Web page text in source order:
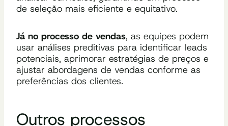
de seleção mais eficiente e equitativo.
Já no processo de vendas, as equipes podem
usar análises preditivas para identificar leads
potenciais, aprimorar estratégias de preços e
ajustar abordagens de vendas conforme as
preferências dos clientes.
Outros processos